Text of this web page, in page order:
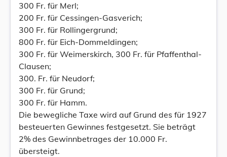
300 Fr. für Merl;
200 Fr. für Cessingen-Gasverich;
300 Fr. für Rollingergrund;
800 Fr. für Eich-Dommeldingen;
300 Fr. für Weimerskirch, 300 Fr. für Pfaffenthal-
Clausen;
300. Fr. für Neudorf;
300 Fr. für Grund;
300 Fr. für Hamm.
Die bewegliche Taxe wird auf Grund des für 1927
besteuerten Gewinnes festgesetzt. Sie beträgt
2% des Gewinnbetrages der 10.000 Fr.
übersteigt.